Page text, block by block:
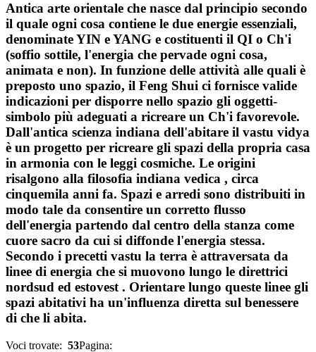
Antica arte orientale che nasce dal principio secondo
il quale ogni cosa contiene le due energie essenziali,
denominate YIN e YANG e costituenti il QI o Ch'i
(soffio sottile, l'energia che pervade ogni cosa,
animata e non). In funzione delle attività alle quali è
preposto uno spazio, il Feng Shui ci fornisce valide
indicazioni per disporre nello spazio gli oggetti-
simbolo più adeguati a ricreare un Ch'i favorevole.
Dall'antica scienza indiana dell'abitare il vastu vidya
è un progetto per ricreare gli spazi della propria casa
in armonia con le leggi cosmiche. Le origini
risalgono alla filosofia indiana vedica , circa
cinquemila anni fa. Spazi e arredi sono distribuiti in
modo tale da consentire un corretto flusso
dell'energia partendo dal centro della stanza come
cuore sacro da cui si diffonde l'energia stessa.
Secondo i precetti vastu la terra è attraversata da
linee di energia che si muovono lungo le direttrici
nordsud ed estovest . Orientare lungo queste linee gli
spazi abitativi ha un'influenza diretta sul benessere
di che li abita.
Voci trovate: 53Pagina: